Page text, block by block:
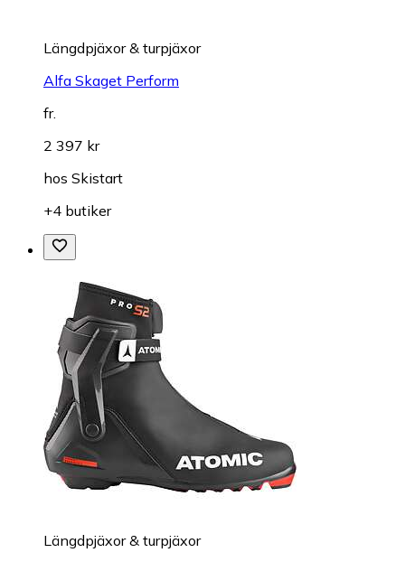
Längdpjäxor & turpjäxor
Alfa Skaget Perform
fr.
2 397 kr
hos Skistart
+4 butiker
Längdpjäxor & turpjäxor